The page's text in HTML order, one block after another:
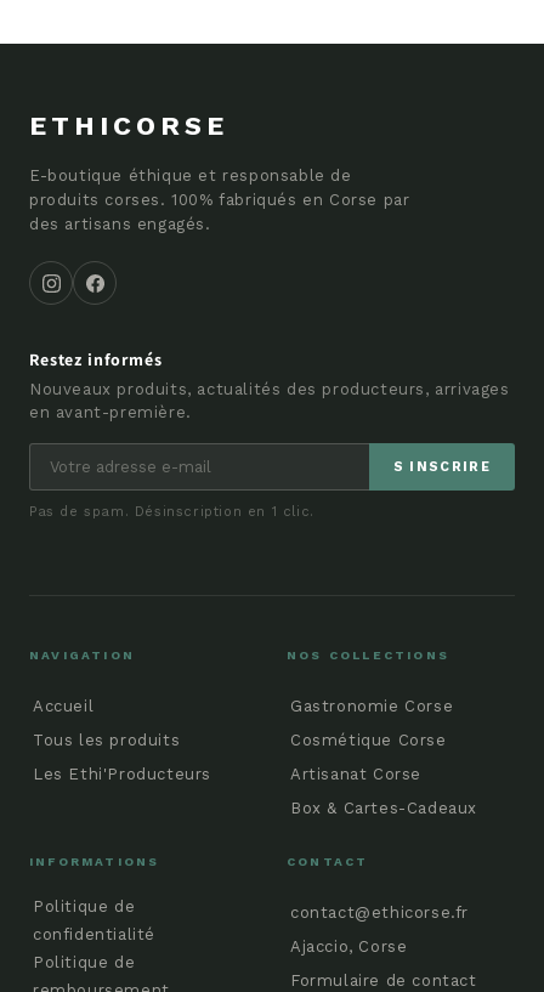
ETHICORSE
E-boutique éthique et responsable de
produits corses. 100% fabriqués en Corse par
des artisans engagés.
Restez informés
Nouveaux produits, actualités des producteurs, arrivages
en avant-première.
S INSCRIRE
Pas de spam. Désinscription en 1 clic.
NAVIGATION
Accueil
Tous les produits
Les Ethi'Producteurs
NOS COLLECTIONS
Gastronomie Corse
Cosmétique Corse
Artisanat Corse
Box & Cartes-Cadeaux
INFORMATIONS
Politique de
confidentialité
Politique de
CONTACT
contact@ethicorse.fr
Ajaccio, Corse
Formulaire de contact